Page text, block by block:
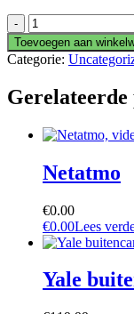
Doorbird
tag
(
10
aantal
Toevoegen aan
Categorie:
Netatmo
€0.00
€0.00Lees
Yale